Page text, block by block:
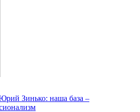
Зинько: наша база –